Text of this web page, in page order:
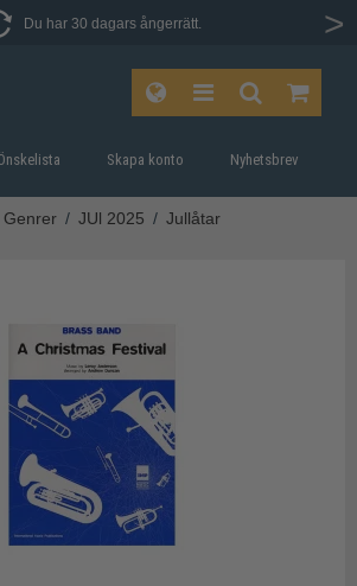
Du har 30 dagars ångerrätt.
Skapa konto Nyhetsbrev
Genrer / JUl 2025 / Jullåtar